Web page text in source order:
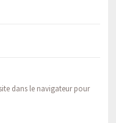
dans le navigateur pour